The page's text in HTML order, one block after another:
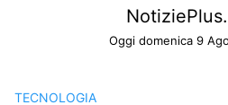
Oggi domenica 9
TECNOLOGIA